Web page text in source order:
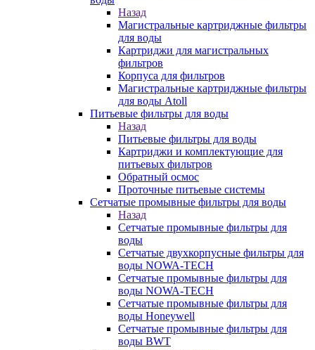
Назад
Магистральные картриджные фильтры
для воды
Картриджи для магистральных
фильтров
Корпуса для фильтров
Магистральные картриджные фильтры
для воды Atoll
Питьевые фильтры для воды
Назад
Питьевые фильтры для воды
Картриджи и комплектующие для
питьевых фильтров
Обратный осмос
Проточные питьевые системы
Сетчатые промывные фильтры для воды
Назад
Сетчатые промывные фильтры для
воды
Сетчатые двухкорпусные фильтры для
воды NOWA-TECH
Сетчатые промывные фильтры для
воды NOWA-TECH
Сетчатые промывные фильтры для
воды Honeywell
Сетчатые промывные фильтры для
воды BWT